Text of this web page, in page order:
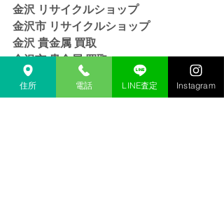
金沢 リサイクルショップ
金沢市 リサイクルショップ
金沢 貴金属 買取
金沢市 貴金属 買取
金沢 金 買取
金沢市 金 買取
住所 電話 LINE査定 Instagram